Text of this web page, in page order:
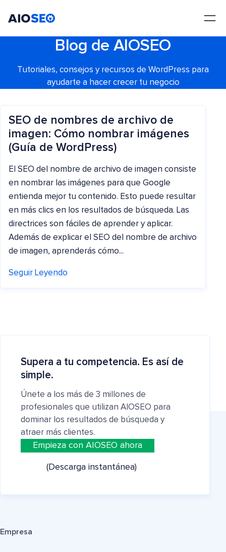
Blog de AIOSEO
Tutoriales, consejos y recursos de WordPress para
ayudarte a hacer crecer tu negocio
SEO de nombres de archivo de
imagen: Cómo nombrar imágenes
(Guía de WordPress)
El SEO del nombre de archivo de imagen consiste
en nombrar las imágenes para que Google
entienda mejor tu contenido. Esto puede resultar
en más clics en los resultados de búsqueda. Las
directrices son fáciles de aprender y aplicar.
Además de explicar el SEO del nombre de archivo
de imagen, aprenderás cómo...
Seguir Leyendo
Supera a tu competencia. Es así de
simple.
Únete a los más de 3 millones de
profesionales que utilizan AIOSEO para
dominar los resultados de búsqueda y
atraer más clientes.
Empieza con AIOSEO ahora
(Descarga instantánea)
Empresa